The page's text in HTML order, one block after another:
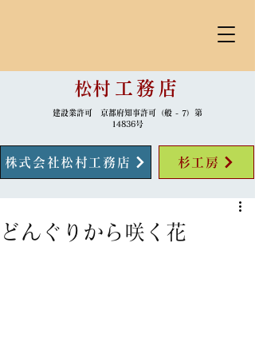
​松村 工務店
建設業許可 京都府知事許可（般 - 7）第
14836号
株式会社松村工務店 杉工房
どんぐりから咲く花